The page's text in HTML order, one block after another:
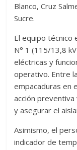
Blanco, Cruz
Sucre.
El equipo
N° 1 (115/13,8
eléctricas y
operativo. Entre
empacaduras en
acción
y asegurar el
Asimismo, el
indicador de